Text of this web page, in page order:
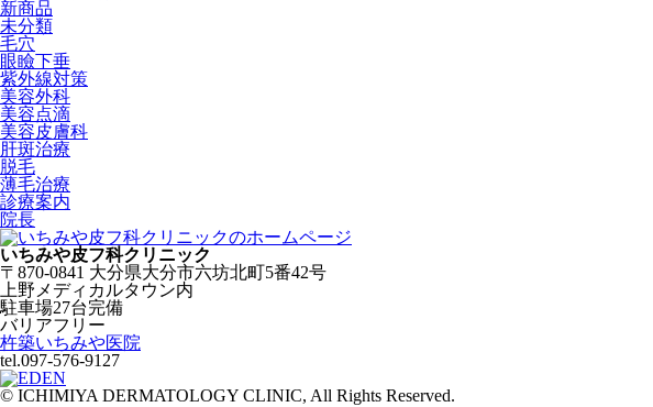
新商品
未分類
毛穴
眼瞼下垂
紫外線対策
美容外科
美容点滴
美容皮膚科
肝斑治療
脱毛
薄毛治療
診療案内
院長
いちみや皮フ科クリニック
〒870-0841 大分県大分市六坊北町5番42号
上野メディカルタウン内
駐車場27台完備
バリアフリー
杵築いちみや医院
tel.097-576-9127
© ICHIMIYA DERMATOLOGY CLINIC, All Rights Reserved.